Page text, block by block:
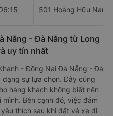
501 Hoàng Hữu Nam
Nẵng - Đà Nẵng từ Long
uy tín nhất
- Đồng Nai Đà Nẵng - Đà
sự lựa chọn. Đây cũng
hàng khách không biết nên
Bên cạnh đó, việc đảm
thích sau khi đặt vé xe đi